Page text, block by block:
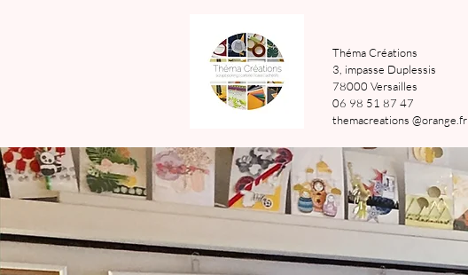
Théma Créations
3, impasse Duplessis
78000 Versailles
06 98 51 87 47
themacreations @orange.fr